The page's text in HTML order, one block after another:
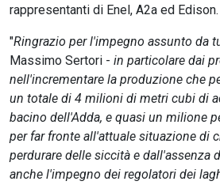
rappresentanti di Enel, A2a ed Edison.
"Ringrazio per l'impegno assunto da
Massimo Sertori - in particolare dai
nell'incrementare la produzione che
un totale di 4 milioni di metri cubi di
bacino dell'Adda, e quasi un milione
per far fronte all'attuale situazione di
perdurare delle siccità e dall'assenza
anche l'impegno dei regolatori dei